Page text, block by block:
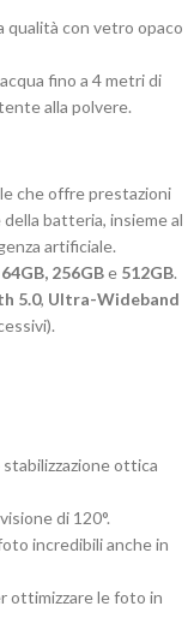
qualità con vetro opaco
fino a 4 metri di
alla polvere.
che offre prestazioni
batteria, insieme al
artificiale.
64GB, 256GBe 512GB.
5.0, Ultra-Wideband
ottica
di 120°.
incredibili anche in
ottimizzare le foto in